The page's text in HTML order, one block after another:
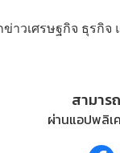
าวเศรษฐกิจ ธุรกิ
สามาร
ผ่านแอปพลิเ